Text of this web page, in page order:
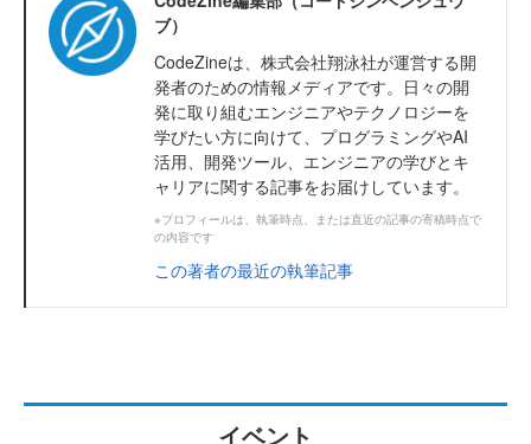
ブ）
CodeZineは、株式会社翔泳社が運営する開
発者のための情報メディアです。日々の開
発に取り組むエンジニアやテクノロジーを
学びたい方に向けて、プログラミングやAI
活用、開発ツール、エンジニアの学びとキ
ャリアに関する記事をお届けしています。
※プロフィールは、執筆時点、または直近の記事の寄稿時点で
の内容です
この著者の最近の執筆記事
イベント